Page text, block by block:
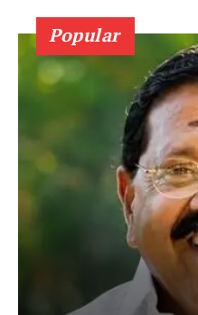
Popular